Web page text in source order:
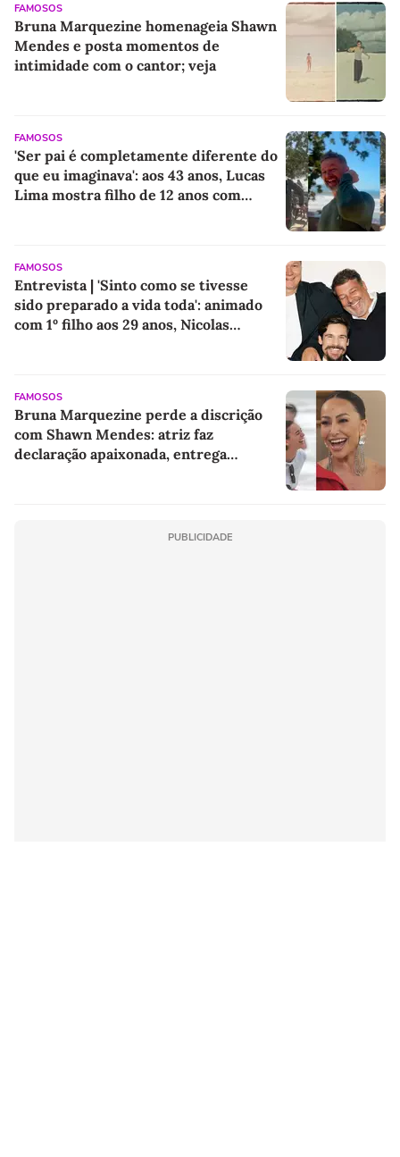
FAMOSOS
Bruna Marquezine homenageia Shawn
Mendes e posta momentos de
intimidade com o cantor; veja
FAMOSOS
'Ser pai é completamente diferente do
que eu imaginava': aos 43 anos, Lucas
Lima mostra filho de 12 anos com
FAMOSOS
Entrevista | 'Sinto como se tivesse
sido preparado a vida toda': animado
com 1º filho aos 29 anos, Nicolas
FAMOSOS
Bruna Marquezine perde a discrição
com Shawn Mendes: atriz faz
declaração apaixonada, entrega
PUBLICIDADE